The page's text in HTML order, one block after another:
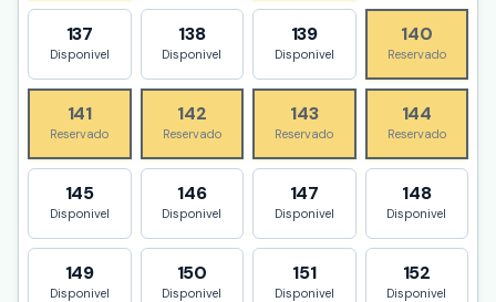
137
Disponivel
138
Disponivel
139
Disponivel
140
Reservado
141
Reservado
142
Reservado
143
Reservado
144
Reservado
145
Disponivel
146
Disponivel
147
Disponivel
148
Disponivel
149
Disponivel
150
Disponivel
151
Disponivel
152
Disponivel